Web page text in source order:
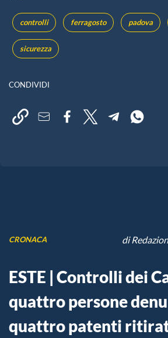
controlli ferragosto padova
sicurezza
CONDIVIDI
CRONACA di
ESTE | Controlli dei
quattro persone
quattro patenti